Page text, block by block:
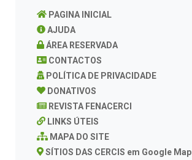
PAGINA INICIAL
AJUDA
ÁREA RESERVADA
CONTACTOS
POLÍTICA DE PRIVACIDADE
DONATIVOS
REVISTA FENACERCI
LINKS ÚTEIS
MAPA DO SITE
SÍTIOS DAS CERCIS em Google Map